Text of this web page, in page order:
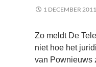
1 DECEMBER 2011
Zo meldt De
niet hoe het
van Pownieuws